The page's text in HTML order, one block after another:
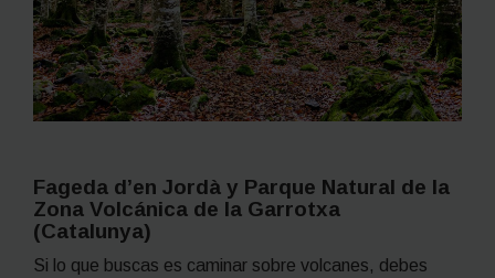
Fageda d’en Jordà y Parque Natural de la
Zona Volcánica de la Garrotxa
(Catalunya)
Si lo que buscas es caminar sobre volcanes, debes